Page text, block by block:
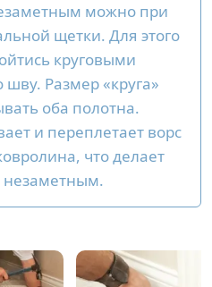
можно при
щетки. Для этого
круговыми
Размер «круга»
оба полотна.
и переплетает ворс
что делает
незаметным.